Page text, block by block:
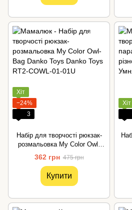
Хіт
−24%
3
Набір для творчості рюкзак-
розмальовка My Color Owl-
Bag Danko Toys
362 грн 475 грн
Купити
Хіт